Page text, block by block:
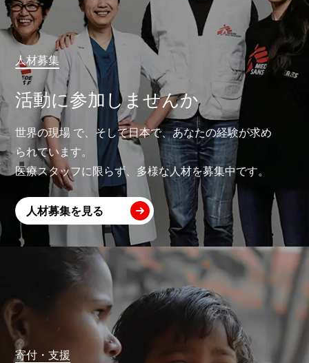
人材募集
活動に参加しませんか
世界の現場 で、そして日本で、あなたの経験が求め
られています。
医療スタッフに限らず、多様な人材を募集中です。
人材募集を見る
寄付・支援